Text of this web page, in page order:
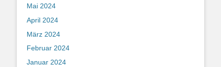
Mai 2024
April 2024
März 2024
Februar 2024
Januar 2024